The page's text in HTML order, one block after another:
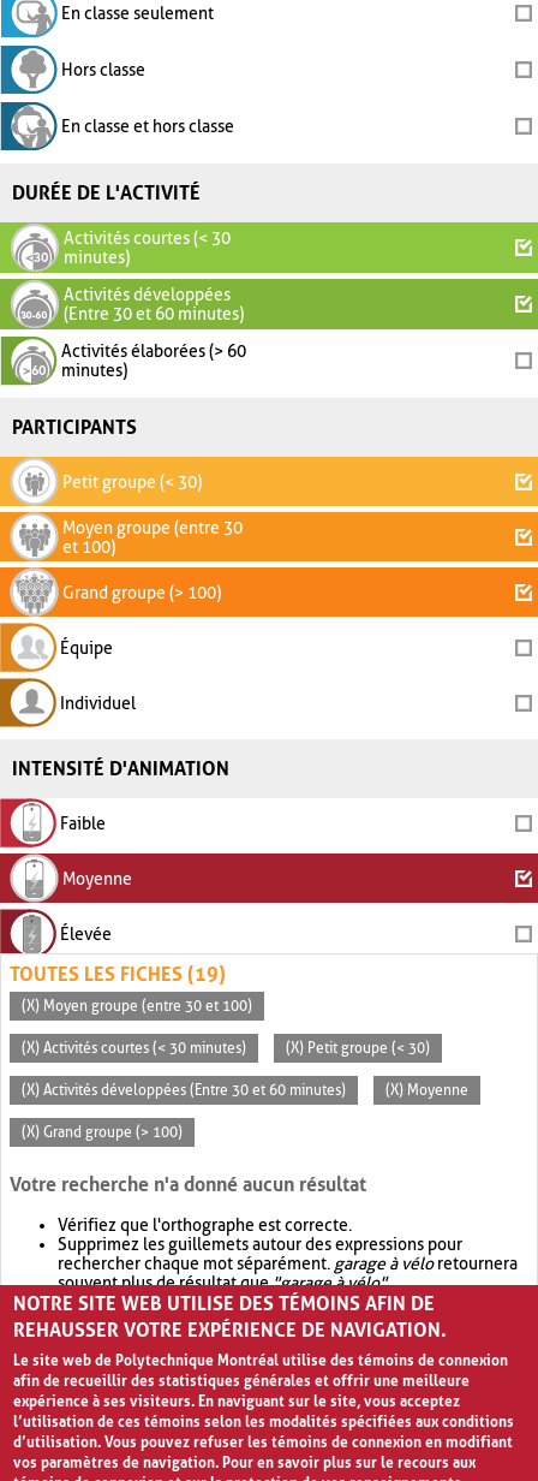
En classe seulement
Hors classe
En classe et hors classe
DURÉE DE L'ACTIVITÉ
Activités courtes (< 30
minutes)
Activités développées
(Entre 30 et 60 minutes)
Activités élaborées (> 60
minutes)
PARTICIPANTS
Petit groupe (< 30)
Moyen groupe (entre 30
et 100)
Grand groupe (> 100)
Équipe
Individuel
INTENSITÉ D'ANIMATION
Faible
Moyenne
Élevée
TOUTES LES FICHES (19)
(X) Moyen groupe (entre 30 et 100)
(X) Activités courtes (< 30 minutes) (X) Petit groupe (< 30)
(X) Activités développées (Entre 30 et 60 minutes) (X) Moyenne
(X) Grand groupe (> 100)
Votre recherche n'a donné aucun résultat
Vérifiez que l'orthographe est correcte.
Supprimez les guillemets autour des expressions pour
rechercher chaque mot séparément. garage à véloretournera
souvent plus de résultat que"garage à vélo".
Envisagez d'élargir votre recherche avec OR.garage OR vélo
retournera souvent plus de résultat quegarage à vélo
NOTRE SITE WEB UTILISE DES TÉMOINS AFIN DE
REHAUSSER VOTRE EXPÉRIENCE DE NAVIGATION.
Le site web de Polytechnique Montréal utilise des témoins de connexion
afin de recueillir des statistiques générales et offrir une meilleure
expérience à ses visiteurs. En naviguant sur le site, vous acceptez
l’utilisation de ces témoins selon les modalités spécifiées aux conditions
d’utilisation. Vous pouvez refuser les témoins de connexion en modifiant
vos paramètres de navigation. Pour en savoir plus sur le recours aux